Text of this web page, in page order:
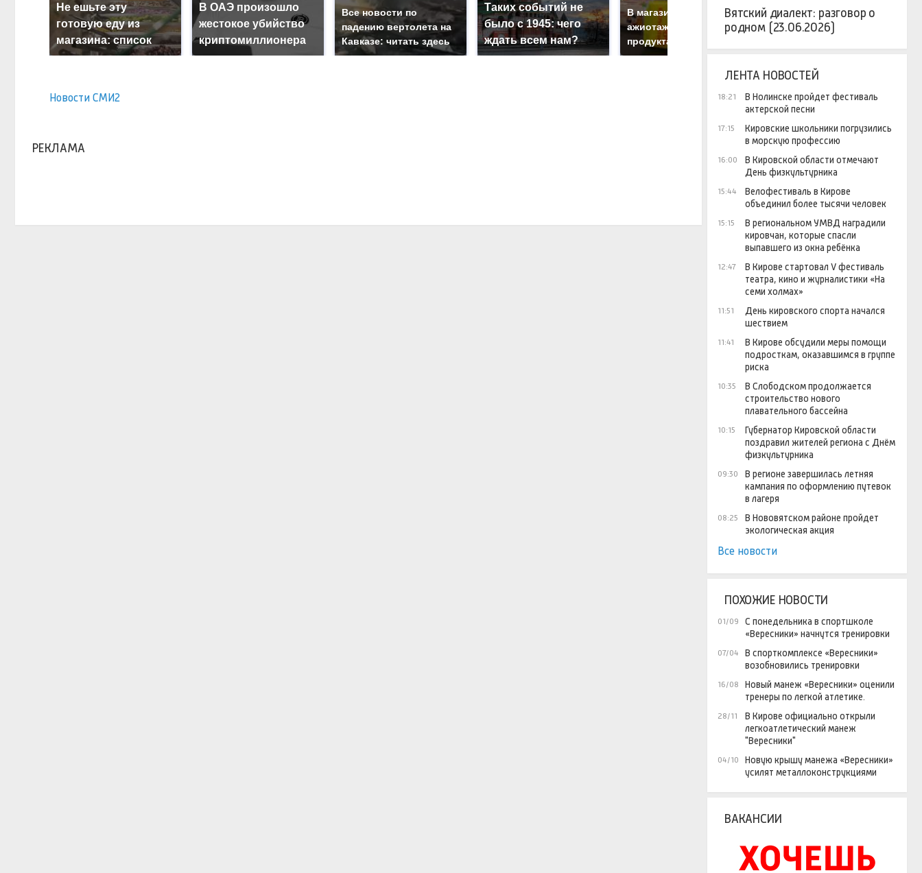
Не ешьте эту
готовую еду из
магазина: список
В ОАЭ произошло
жестокое убийство
криптомиллионера
Все новости по
падению вертолета на
Кавказе: читать здесь
Таких событий не
было с 1945: чего
ждать всем нам?
В магазинах России
ажиотаж из-за этого
продукта: что купить?
машину напали и
Новости СМИ2
РЕКЛАМА
Вятский диалект: разговор о
родном (23.06.2026)
ЛЕНТА НОВОСТЕЙ
18:21
В Нолинске пройдет фестиваль
актерской песни
17:15
Кировские школьники погрузились
в морскую профессию
16:00
В Кировской области отмечают
День физкультурника
15:44
Велофестиваль в Кирове
объединил более тысячи человек
15:15
В региональном УМВД наградили
кировчан, которые спасли
выпавшего из окна ребёнка
12:47
В Кирове стартовал V фестиваль
театра, кино и журналистики «На
семи холмах»
11:51
День кировского спорта начался
шествием
11:41
В Кирове обсудили меры помощи
подросткам, оказавшимся в группе
риска
10:35
В Слободском продолжается
строительство нового
плавательного бассейна
10:15
Губернатор Кировской области
поздравил жителей региона с Днём
физкультурника
09:30
В регионе завершилась летняя
кампания по оформлению путевок
в лагеря
08:25
В Нововятском районе пройдет
экологическая акция
Все новости
ПОХОЖИЕ НОВОСТИ
01/09
С понедельника в спортшколе
«Вересники» начнутся тренировки
07/04
В спорткомплексе «Вересники»
возобновились тренировки
16/08
Новый манеж «Вересники» оценили
тренеры по легкой атлетике.
28/11
В Кирове официально открыли
легкоатлетический манеж
"Вересники"
04/10
Новую крышу манежа «Вересники»
усилят металлоконструкциями
ВАКАНСИИ